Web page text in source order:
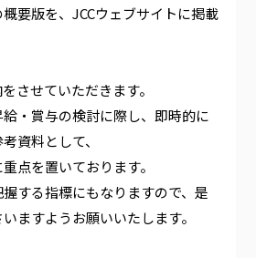
要版を、JCCウェブサイトに掲載
させていただきます。
・賞与の検討に際し、即時的に
資料として、
点を置いております。
する指標にもなりますので、是
ますようお願いいたします。